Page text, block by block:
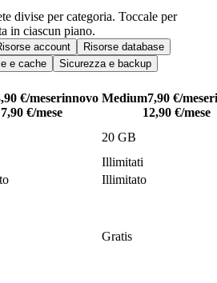
divise per categoria. Toccale per
in ciascun piano.
account
Risorse database
e cache
Sicurezza e backup
€/meserinnovo
7,90 €/mese
Medium7,90 €/mese
12,90 €/mese
20 GB
Illimitati
Illimitato
Gratis